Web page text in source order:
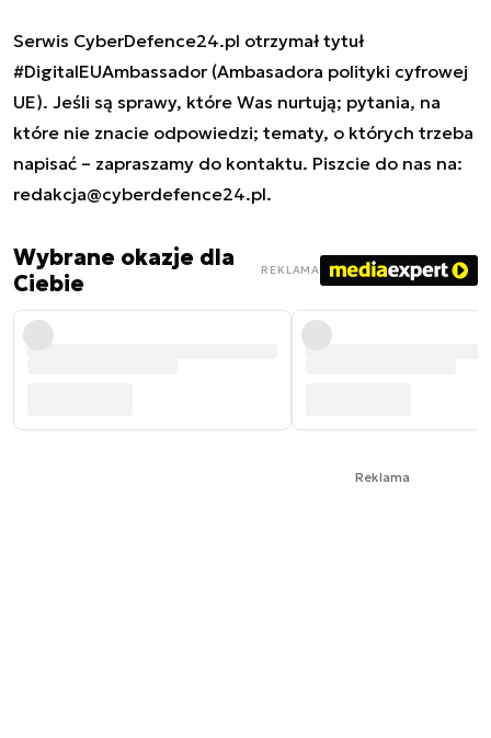
Serwis CyberDefence24.pl otrzymał tytuł
#DigitalEUAmbassador (Ambasadora polityki cyfrowej
UE). Jeśli są sprawy, które Was nurtują; pytania, na
które nie znacie odpowiedzi; tematy, o których trzeba
napisać – zapraszamy do kontaktu. Piszcie do nas na:
redakcja@cyberdefence24.pl.
Wybrane okazje dla
Ciebie
REKLAMA
Reklama